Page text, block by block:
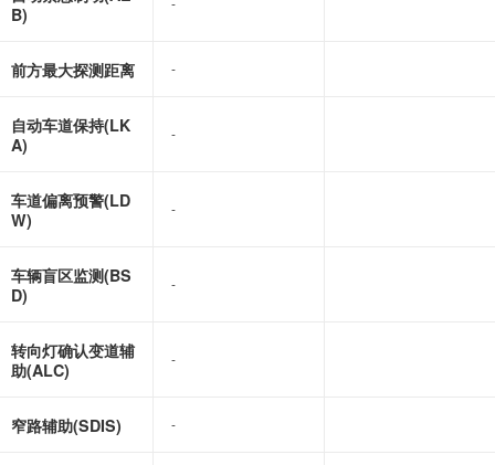
B)
前方最大探测距离 -
自动车道保持(LK
A)
-
车道偏离预警(LD
W)
-
车辆盲区监测(BS
D)
-
转向灯确认变道辅
助(ALC)
-
窄路辅助(SDIS) -
-
-
-
-
-
-